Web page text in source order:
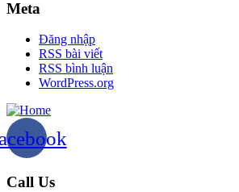
Meta
Đăng nhập
RSS bài viết
RSS bình luận
WordPress.org
Call Us